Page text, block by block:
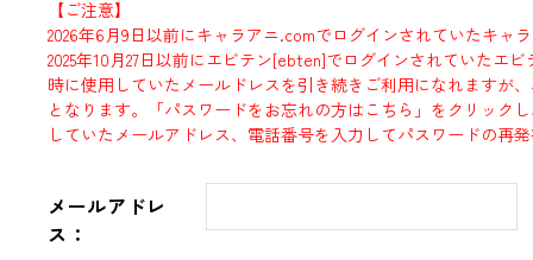
【ご注意】
2026年6月9日以前にキャラアニ.comでログインされていたキャ
2025年10月27日以前にエビテン[ebten]でログインされていたエ
時に使用していたメールドレスを引き続きご利用になれますが
となります。「パスワードをお忘れの方はこちら」をクリック
していたメールアドレス、電話番号を入力してパスワードの再
メールアドレ
ス：